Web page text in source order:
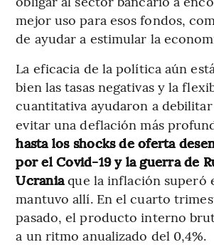
mejor uso para esos fondos,
de ayudar a estimular la
La eficacia de la política aún
bien las tasas negativas y la
cuantitativa ayudaron a
evitar una deflación más
hasta los shocks de oferta
por el Covid-19 y la guerra de
Ucraniaque la inflación superó
mantuvo allí. En el cuarto
pasado, el producto interno
a un ritmo anualizado del 0,4%.